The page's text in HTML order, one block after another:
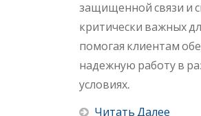
защищенной связи и
критически важных
помогая клиентам
надежную работу в
условиях.
Читать Далее